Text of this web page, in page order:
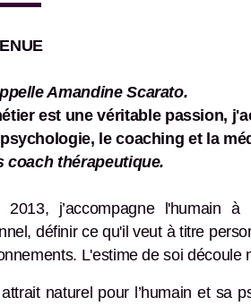
Amandine Scarato.
est une véritable passion,
le coaching et la
coach thérapeutique.
2013, j’accompagne l'humain
définir ce qu'il veut à titre
L'estime de soi découle
naturel pour l’humain et sa